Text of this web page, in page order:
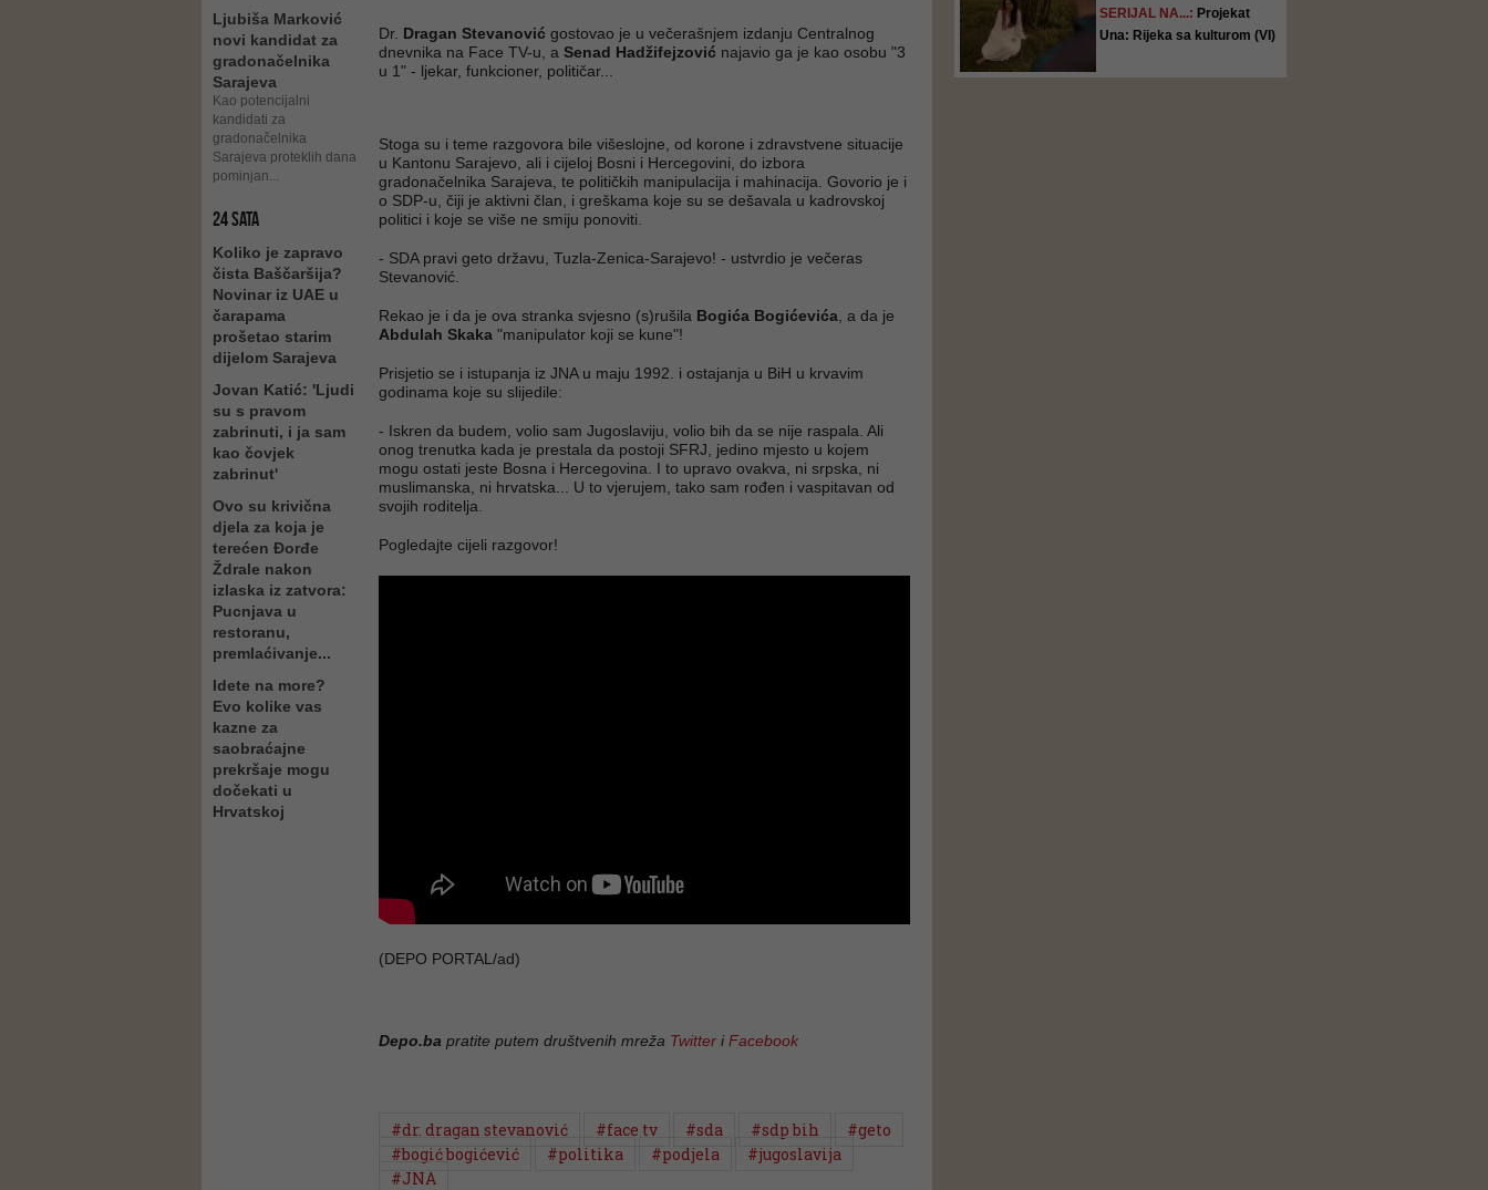
Ljubiša Marković
novi kandidat za
gradonačelnika
Sarajeva
Kao potencijalni
kandidati za
gradonačelnika
Sarajeva proteklih dana
pominjan...
24 SATA
Koliko je zapravo
čista Baščaršija?
Novinar iz UAE u
čarapama
prošetao starim
dijelom Sarajeva
Jovan Katić: 'Ljudi
su s pravom
zabrinuti, i ja sam
kao čovjek
zabrinut'
Ovo su krivična
djela za koja je
terećen Đorđe
Ždrale nakon
izlaska iz zatvora:
Pucnjava u
restoranu,
premlaćivanje...
Idete na more?
Evo kolike vas
kazne za
saobraćajne
prekršaje mogu
dočekati u
Hrvatskoj
Dr. Dragan Stevanović gostovao je u večerašnjem izdanju Centralnog
dnevnika na Face TV-u, a Senad Hadžifejzović najavio ga je kao osobu "3
u 1" - ljekar, funkcioner, političar...
Stoga su i teme razgovora bile višeslojne, od korone i zdravstvene situacije
u Kantonu Sarajevo, ali i cijeloj Bosni i Hercegovini, do izbora
gradonačelnika Sarajeva, te političkih manipulacija i mahinacija. Govorio je i
o SDP-u, čiji je aktivni član, i greškama koje su se dešavala u kadrovskoj
politici i koje se više ne smiju ponoviti.
- SDA pravi geto državu, Tuzla-Zenica-Sarajevo! - ustvrdio je večeras
Stevanović.
Rekao je i da je ova stranka svjesno (s)rušila Bogića Bogićevića , a da je
Abdulah Skaka "manipulator koji se kune"!
Prisjetio se i istupanja iz JNA u maju 1992. i ostajanja u BiH u krvavim
godinama koje su slijedile:
- Iskren da budem, volio sam Jugoslaviju, volio bih da se nije raspala. Ali
onog trenutka kada je prestala da postoji SFRJ, jedino mjesto u kojem
mogu ostati jeste Bosna i Hercegovina. I to upravo ovakva, ni srpska, ni
muslimanska, ni hrvatska... U to vjerujem, tako sam rođen i vaspitavan od
svojih roditelja.
Pogledajte cijeli razgovor!
(DEPO PORTAL/ad)
Depo.ba pratite putem društvenih mreža Twitter iFacebook
#dr. dragan stevanović #face tv #sda #sdp bih
#geto
#bogić bogićević
#politika #podjela
#jugoslavija
#JNA
SERIJAL NA...: Projekat
Una: Rijeka sa kulturom (VI)